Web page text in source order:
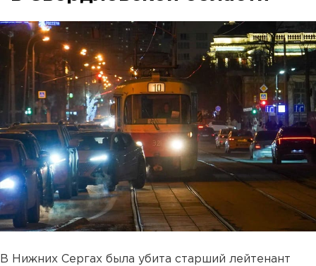
В Нижних Сергах была убита старший лейтенант